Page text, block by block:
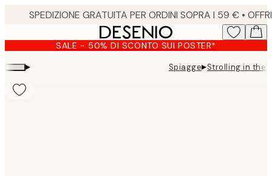
content.
SALE - 50% DI SCONTO SUI POSTER*
▸ Spiagge▸Strolling in the